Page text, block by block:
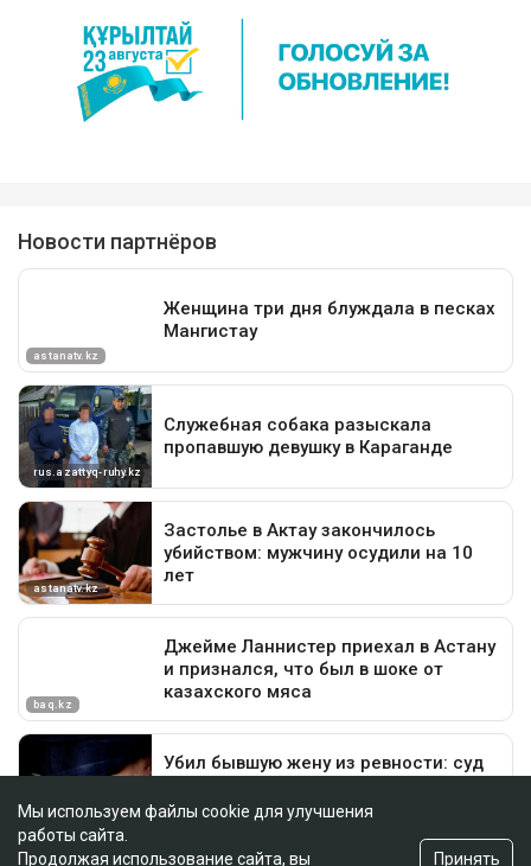
Мы используем файлы cookie для улучшения
работы сайта.
Продолжая использование сайта, вы
Принять